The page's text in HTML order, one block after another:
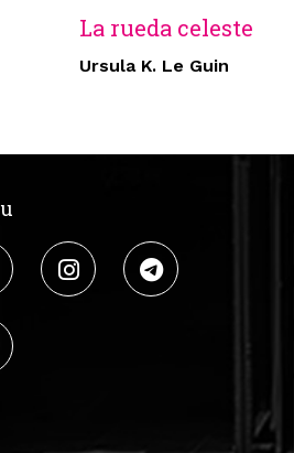
La rueda celeste
Ursula K. Le Guin